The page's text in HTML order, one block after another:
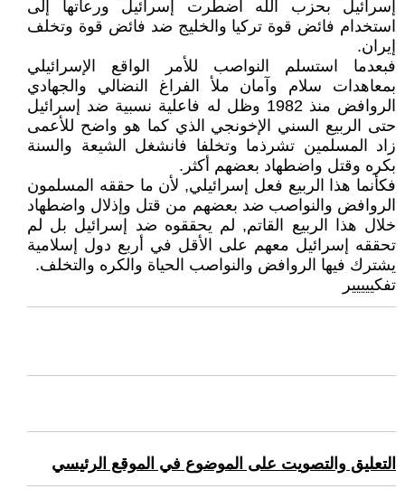
إسرائيل بحزب الله اضطرت إسرائيل ورعاتها إلى
استخدام فائض قوة تركيا والخليج ضد فائض قوة وتخلف
إيران.
فبعدما استسلم النواصب للأمر الواقع الإسرائيلي
بمعاهدات سلام وآمان ملأ الفراغ النضالي والجهادي
الروافض منذ 1982 وظل له فاعلية نسبية ضد إسرائيل
حتى الربيع السني الإخونجي الذي كما هو واضح للأعمى
زاد المسلمين تشرذما وتخلفا فانشغل الشيعة والسنة
بكره وقتل واضطهاد بعضهم أكثر.
فكأنما هذا الربيع فعل إسرائيلي, لأن ما حققه المسلمون
الروافض والنواصب ضد بعضهم من قتل وإذلال واضطهاد
خلال هذا الربيع القاتم, لم يحققوه ضد إسرائيل بل لم
تحققه إسرائيل معهم على الأقل في أربع دول إسلامية
يشترك فيها الروافض والنواصب الحياة والكره والتخلف.
تفكييييير
التعليق والتصويت على الموضوع في الموقع الرئيسي